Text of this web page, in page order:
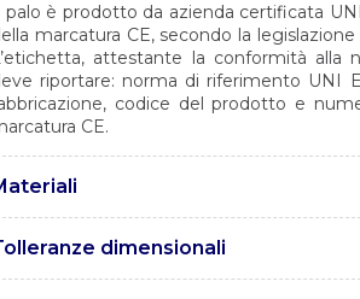
palo è prodotto da azienda certificata
marcatura CE, secondo la
attestante la conformità alla
riportare: norma di riferimento UNI
codice del prodotto e
CE.
EN 10025dimensionali